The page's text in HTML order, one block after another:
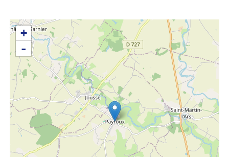
+
-